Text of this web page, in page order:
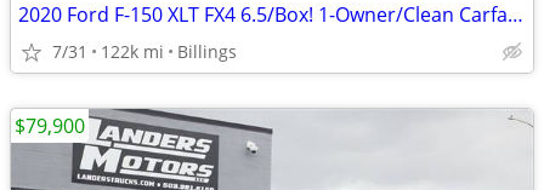
2020 Ford F-150 XLT FX4 6.5/Box! 1-Owner/Clean Carfax/Service Records!
7/31 122k mi Billings
$79,900